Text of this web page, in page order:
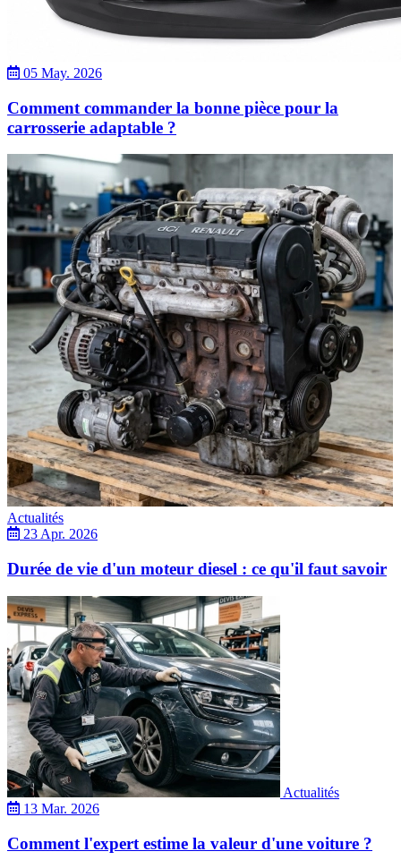
05 May. 2026
Comment commander la bonne pièce pour la
carrosserie adaptable ?
Actualités
23 Apr. 2026
Durée de vie d'un moteur diesel : ce qu'il faut savoir
Actualités
13 Mar. 2026
Comment l'expert estime la valeur d'une voiture ?